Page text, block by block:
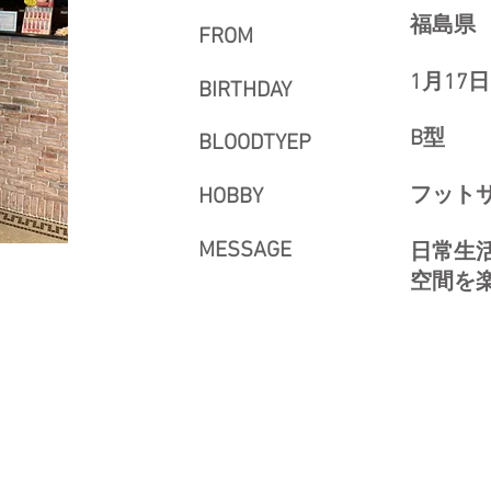
FROM
BIRTHDAY
BLOODTYEP
HOBBY
MESSAGE
福島県
1
B型
フット
日常生
空間を